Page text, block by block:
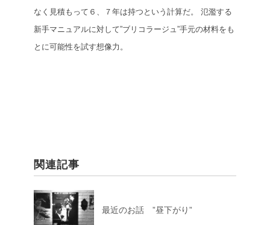
なく見積もって６、７年は持つという計算だ。
氾濫する
新手マニュアルに対して”ブリコラージュ”手元の材料をも
とに可能性を試す想像力。
関連記事
最近のお話 ”昼下がり”